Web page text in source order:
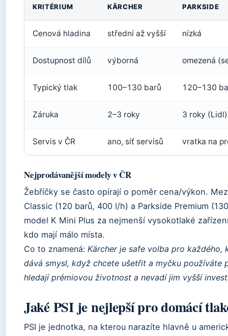
KRITÉRIUM KÄRCHER PARKSIDE
Cenová hladina střední až vyšší nízká
Dostupnost dílů výborná omezená
Typický tlak 100–130 barů 120–130
Záruka 2–3 roky 3 roky (Lidl)
Servis v ČR ano, síť servisů vratka na
Nejprodávanější modely v ČR
Žebříčky se často opírají o poměr cena/výkon.
Classic (120 barů, 400 l/h) a Parkside Premium
model K Mini Plus za nejmenší vysokotlaké
kdo mají málo místa.
Co to znamená: Kärcher je safe volba pro každého,
dává smysl, když chcete ušetřit a myčku
hledají prémiovou životnost a nevadí jim vyšší
Jaké PSI je nejlepší pro domácí
PSI je jednotka, na kterou narazíte hlavně u